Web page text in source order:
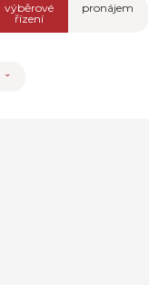
výběrové
řízení
pronájem